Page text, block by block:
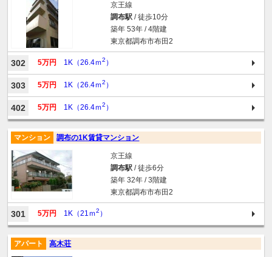
京王線
調布駅/ 徒歩10分
築年 53年 / 4階建
東京都調布市布田2
302 5万円 1K（26.4ｍ2 ）
303 5万円 1K（26.4ｍ2 ）
402 5万円 1K（26.4ｍ2 ）
マンション 調布の1K賃貸マンション
京王線
調布駅/ 徒歩6分
築年 32年 / 3階建
東京都調布市布田2
301 5万円 1K（21ｍ2 ）
アパート 高木荘